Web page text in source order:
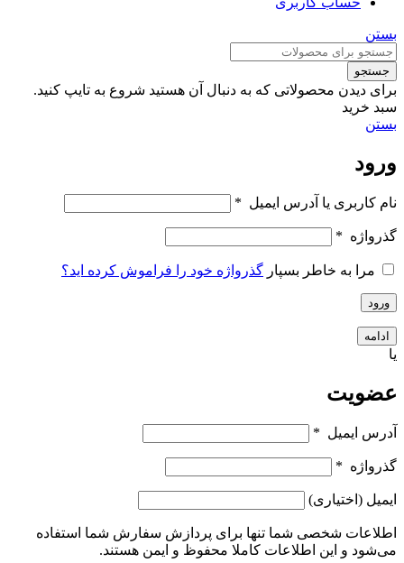
بستن
جستجو
برای دیدن محصولاتی که به دنبال آن هستید شروع به تایپ کنید.
سبد خرید
بستن
ورود
نام کاربری یا آدرس ایمیل *
گذرواژه *
مرا به خاطر بسپار گذرواژه خود را فراموش کرده اید؟
ورود
ادامه
یا
عضویت
آدرس ایمیل *
گذرواژه *
ایمیل (اختیاری)
اطلاعات شخصی شما تنها برای پردازش سفارش شما استفاده
می‌شود و این اطلاعات کاملا محفوظ و ایمن هستند.